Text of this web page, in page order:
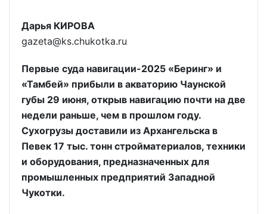
Дарья КИРОВА
gazeta@ks.chukotka.ru
Первые суда навигации-2025 «Беринг» и
«Тамбей» прибыли в акваторию Чаунской
губы 29 июня, открыв навигацию почти на две
недели раньше, чем в прошлом году.
Сухогрузы доставили из Архангельска в
Певек 17 тыс. тонн стройматериалов, техники
и оборудования, предназначенных для
промышленных предприятий Западной
Чукотки.